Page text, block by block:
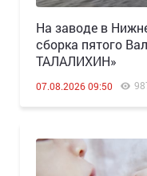
Н️а заводе в
сборка пятого
ТАЛАЛИХИН»
07.08.2026 09:50